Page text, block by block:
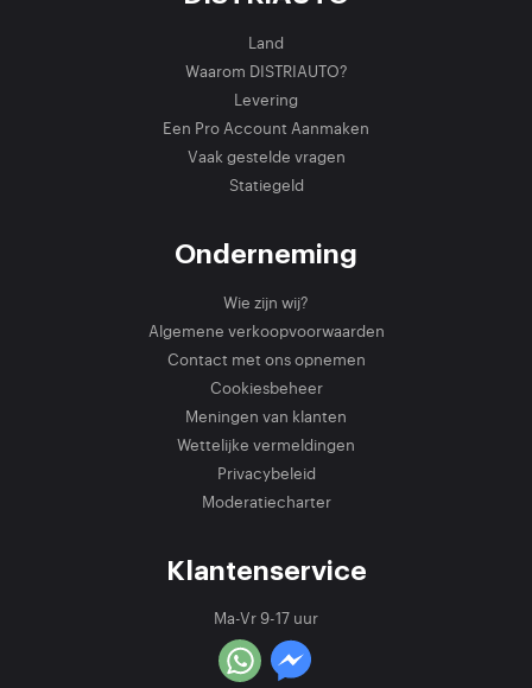
Land
Waarom DISTRIAUTO?
Levering
Een Pro Account Aanmaken
Vaak gestelde vragen
Statiegeld
Onderneming
Wie zijn wij?
Algemene verkoopvoorwaarden
Contact met ons opnemen
Cookiesbeheer
Meningen van klanten
Wettelijke vermeldingen
Privacybeleid
Moderatiecharter
Klantenservice
Ma-Vr 9-17 uur